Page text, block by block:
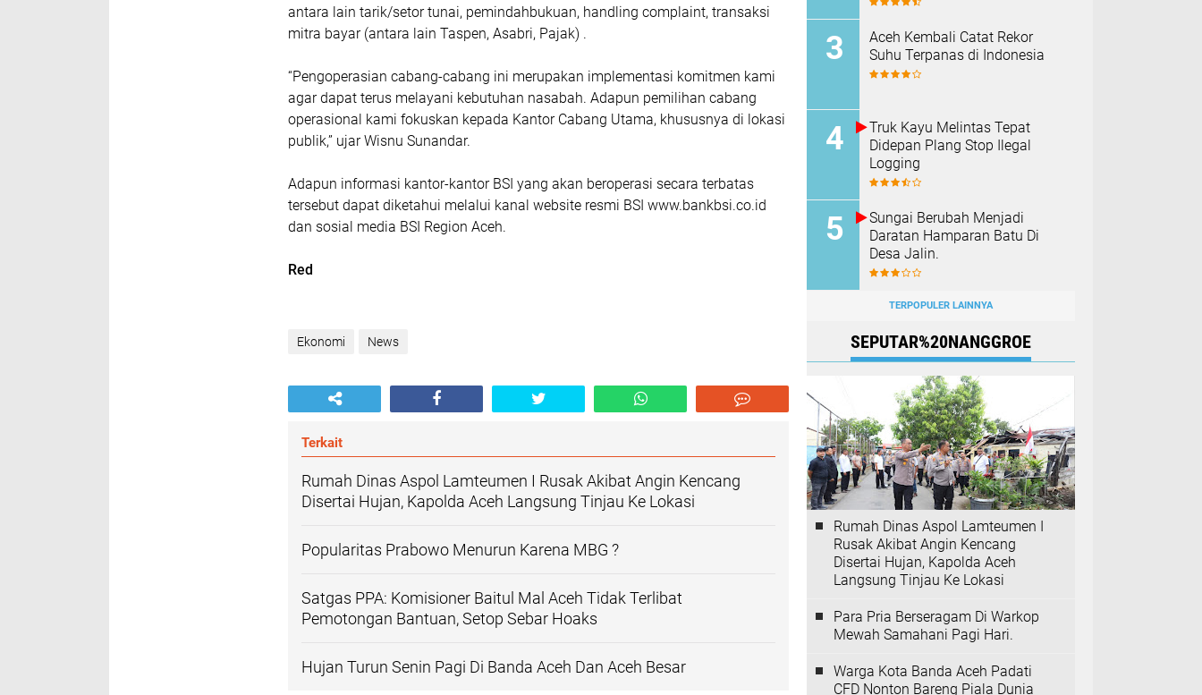
antara lain tarik/setor tunai, pemindahbukuan, handling complaint, transaksi
mitra bayar (antara lain Taspen, Asabri, Pajak) .
“Pengoperasian cabang-cabang ini merupakan implementasi komitmen kami
agar dapat terus melayani kebutuhan nasabah. Adapun pemilihan cabang
operasional kami fokuskan kepada Kantor Cabang Utama, khususnya di lokasi
publik,” ujar Wisnu Sunandar.
Adapun informasi kantor-kantor BSI yang akan beroperasi secara terbatas
tersebut dapat diketahui melalui kanal website resmi BSI www.bankbsi.co.id
dan sosial media BSI Region Aceh.
Red
Ekonomi News
Terkait
Rumah Dinas Aspol Lamteumen I Rusak Akibat Angin Kencang
Disertai Hujan, Kapolda Aceh Langsung Tinjau Ke Lokasi
Popularitas Prabowo Menurun Karena MBG ?
Satgas PPA: Komisioner Baitul Mal Aceh Tidak Terlibat
Pemotongan Bantuan, Setop Sebar Hoaks
Hujan Turun Senin Pagi Di Banda Aceh Dan Aceh Besar
Aceh Kembali Catat Rekor
Suhu Terpanas di Indonesia
Truk Kayu Melintas Tepat
Didepan Plang Stop Ilegal
Logging
Sungai Berubah Menjadi
Daratan Hamparan Batu Di
Desa Jalin.
TERPOPULER LAINNYA
SEPUTAR%20NANGGROE
Rumah Dinas Aspol Lamteumen I
Rusak Akibat Angin Kencang
Disertai Hujan, Kapolda Aceh
Langsung Tinjau Ke Lokasi
Para Pria Berseragam Di Warkop
Mewah Samahani Pagi Hari.
Warga Kota Banda Aceh Padati
CFD Nonton Bareng Piala Dunia